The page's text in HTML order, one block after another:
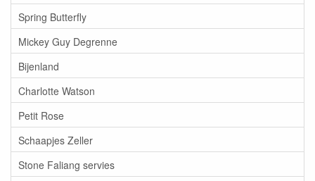
Spring Butterfly
Mickey Guy Degrenne
Bijenland
Charlotte Watson
Petit Rose
Schaapjes Zeller
Stone Faliang servies